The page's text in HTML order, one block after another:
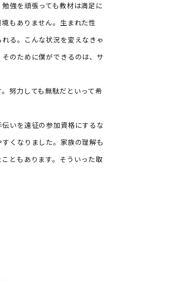
強を頑張っても教材は満足に
もありません。生まれた性
る。こんな状況を変えなきゃ
のために僕ができるのは、サ
努力しても無駄だといって希
いを遠征の参加資格にするな
くなりました。家族の理解も
ともあります。そういった取